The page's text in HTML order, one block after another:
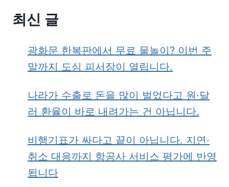
최신 글
광화문 한복판에서 무료 물놀이? 이번 주
말까지 도심 피서장이 열립니다.
나라가 수출로 돈을 많이 벌었다고 원·달
러 환율이 바로 내려가는 건 아닙니다.
비행기표가 싸다고 끝이 아닙니다. 지연·
취소 대응까지 항공사 서비스 평가에 반영
됩니다